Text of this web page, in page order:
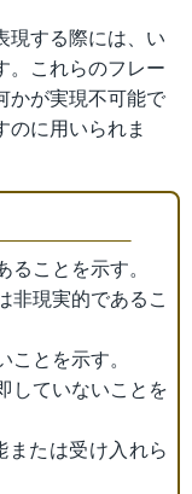
現する際には、い
。これらのフレー
かが実現不可能で
のに用いられま
ことを示す。
非現実的であるこ
とを示す。
していないことを
または受け入れら